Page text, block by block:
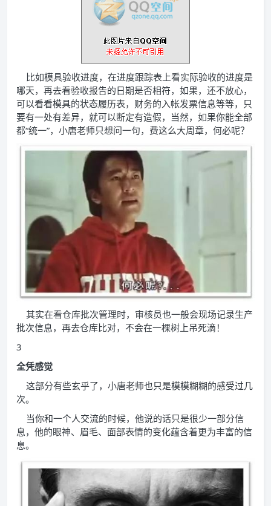
比如模具验收进度，在进度跟踪表上看实际验收的进度是
哪天，再去看验收报告的日期是否相符，如果，还不放心，
可以看看模具的状态履历表，财务的入帐发票信息等等，只
要有一处有差异，就可以断定有造假，当然，如果你能全部
都“统一”，小唐老师只想问一句，费这么大周章，何必呢？
其实在看仓库批次管理时，审核员也一般会现场记录生产
批次信息，再去仓库比对，不会在一棵树上吊死滴！
3
全凭感觉
这部分有些玄乎了，小唐老师也只是模模糊糊的感受过几
次。
当你和一个人交流的时候，他说的话只是很少一部分信
息，他的眼神、眉毛、面部表情的变化蕴含着更为丰富的信
息。